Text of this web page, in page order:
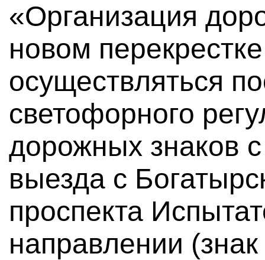
«Организация
новом
осуществляться
светофорного
дорожных знаков
выезда с
проспекта
направлении